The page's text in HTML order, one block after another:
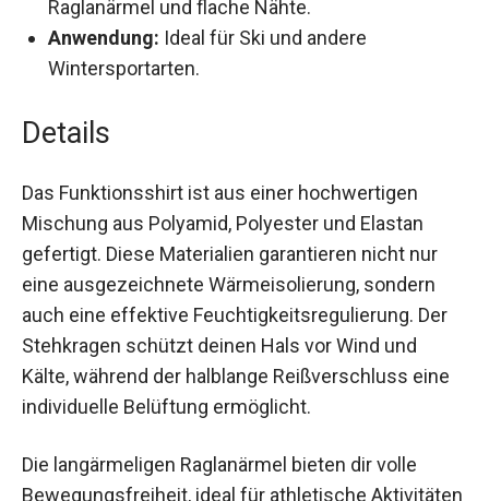
Reißverschluss und Kinnschutz, langärmelige
Raglanärmel und flache Nähte.
Anwendung:Ideal für Ski und andere
Das Funktionsshirt ist aus einer hochwertigen
Mischung aus Polyamid, Polyester und Elastan
gefertigt. Diese Materialien garantieren nicht nur
eine ausgezeichnete Wärmeisolierung, sondern
auch eine effektive Feuchtigkeitsregulierung. Der
Stehkragen schützt deinen Hals vor Wind und
Kälte, während der halblange Reißverschluss eine